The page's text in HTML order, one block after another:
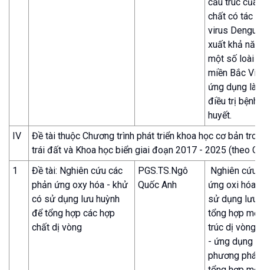
chất có tác
virus
xuất khả
một số loài
miền Bắc
ứng dụng
điều trị bệnh
huyết.
IV
Đề tài thuộc Chương trình phát triển khoa học cơ bản
trái đất và Khoa học biển giai đoạn 2017 - 2025 (theo
1
Đề tài: Nghiên cứu các
phản ứng oxy hóa - khử
có sử dụng lưu huỳnh
để tổng hợp các hợp
chất dị vòng
PGS.TS.Ngô
Quốc Anh
Nghiên cứu
ứng oxi hóa
sử dụng lưu
tổng hợp
trúc dị vòng.
- ứng dụng
phương